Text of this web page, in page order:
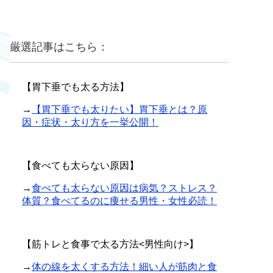
厳選記事はこちら：
【胃下垂でも太る方法】
→
【胃下垂でも太りたい】胃下垂とは？原
因・症状・太り方を一挙公開！
【食べても太らない原因】
→食べても太らない原因は病気？ストレス？
体質？食べてるのに痩せる男性・女性必読！
【筋トレと食事で太る方法<男性向け>】
→体の線を太くする方法！細い人が筋肉と食